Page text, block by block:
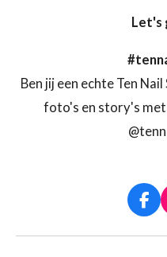
Let's
Ben jij een echte Ten
foto's en story's met
F
a
c